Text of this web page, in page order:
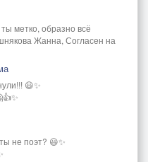
метко, образно всё
Жанна, Согласен на
😃✨
не поэт? 😃✨